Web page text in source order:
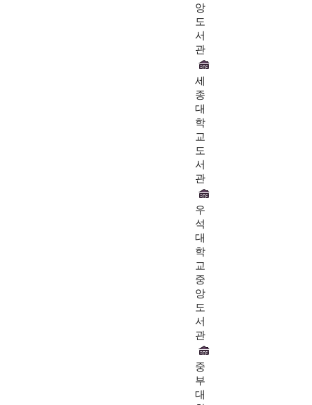
앙
도
서
관
세
종
대
학
교
도
서
관
우
석
대
학
교
중
앙
도
서
관
중
부
대